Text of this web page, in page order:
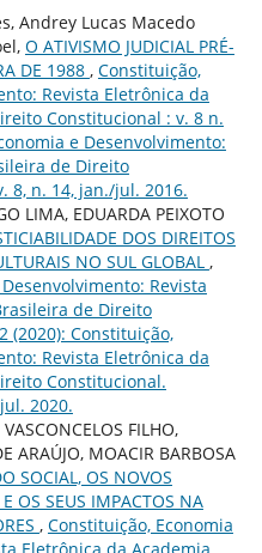
Andrey Lucas Macedo
O ATIVISMO JUDICIAL PRÉ-
DE 1988 , Constituição,
Revista Eletrônica da
Constitucional : v. 8 n.
e Desenvolvimento:
de Direito
8, n. 14, jan./jul. 2016.
LIMA, EDUARDA PEIXOTO
DOS DIREITOS
NO SUL GLOBAL ,
Revista
de Direito
(2020): Constituição,
Revista Eletrônica da
Constitucional.
2020.
FILHO,
ARAÚJO, MOACIR BARBOSA
SOCIAL, OS NOVOS
OS SEUS IMPACTOS NA
, Constituição, Economia